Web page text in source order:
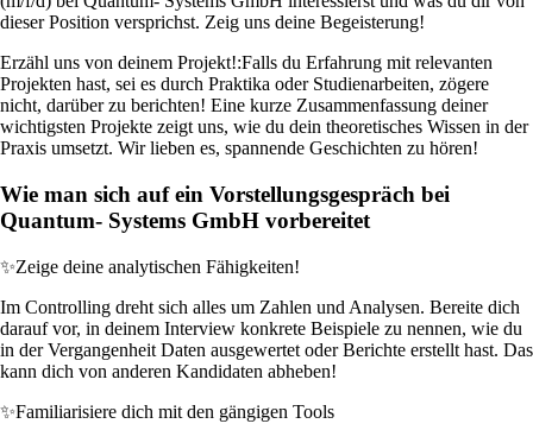
dieser Position versprichst. Zeig uns deine Begeisterung!
Erzähl uns von deinem Projekt!:Falls du Erfahrung mit relevanten
Projekten hast, sei es durch Praktika oder Studienarbeiten, zögere
nicht, darüber zu berichten! Eine kurze Zusammenfassung deiner
wichtigsten Projekte zeigt uns, wie du dein theoretisches Wissen in der
Praxis umsetzt. Wir lieben es, spannende Geschichten zu hören!
Wie man sich auf ein Vorstellungsgespräch bei
Quantum- Systems GmbH vorbereitet
✨Zeige deine analytischen Fähigkeiten!
Im Controlling dreht sich alles um Zahlen und Analysen. Bereite dich
darauf vor, in deinem Interview konkrete Beispiele zu nennen, wie du
in der Vergangenheit Daten ausgewertet oder Berichte erstellt hast. Das
kann dich von anderen Kandidaten abheben!
✨Familiarisiere dich mit den gängigen Tools